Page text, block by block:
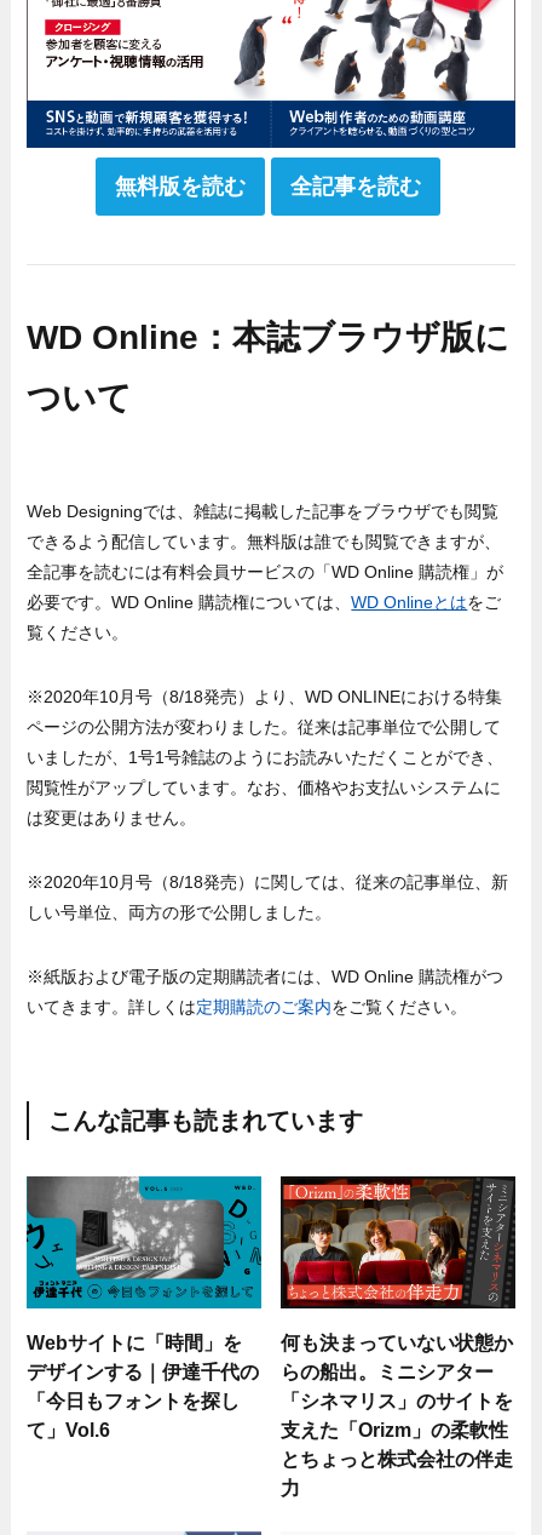
無料版を読む 全記事を読む
WD Online：本誌ブラウザ版に
ついて
Web Designingでは、雑誌に掲載した記事をブラウザでも閲覧
できるよう配信しています。無料版は誰でも閲覧できますが、
全記事を読むには有料会員サービスの「WD Online 購読権」が
必要です。WD Online 購読権については、WD Onlineとはをご
覧ください。
※2020年10月号（8/18発売）より、WD ONLINEにおける特集
ページの公開方法が変わりました。従来は記事単位で公開して
いましたが、1号1号雑誌のようにお読みいただくことができ、
閲覧性がアップしています。なお、価格やお支払いシステムに
は変更はありません。
※2020年10月号（8/18発売）に関しては、従来の記事単位、新
しい号単位、両方の形で公開しました。
※紙版および電子版の定期購読者には、WD Online 購読権がつ
いてきます。詳しくは定期購読のご案内をご覧ください。
こんな記事も読まれています
Webサイトに「時間」を
デザインする｜伊達千代の
「今日もフォントを探し
て」Vol.6
何も決まっていない状態か
らの船出。ミニシアター
「シネマリス」のサイトを
支えた「Orizm」の柔軟性
とちょっと株式会社の伴走
力